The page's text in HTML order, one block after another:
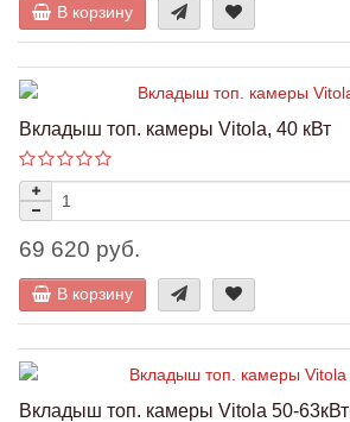
В корзину
Вкладыш топ. камеры Vitola, 40 кВт
69 620 руб.
В корзину
Вкладыш топ. камеры Vitola 50-63кВт